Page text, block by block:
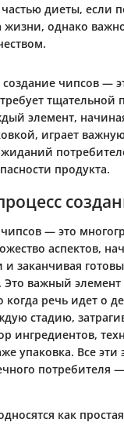
диеты, если
жизни, однако
создание чипсов —
тщательной
элемент,
играет
продукта.
— это
аспектов,
заканчивая
Это важный элемент
когда речь идет о
стадию,
ингредиентов,
упаковка. Все
потребителя
как